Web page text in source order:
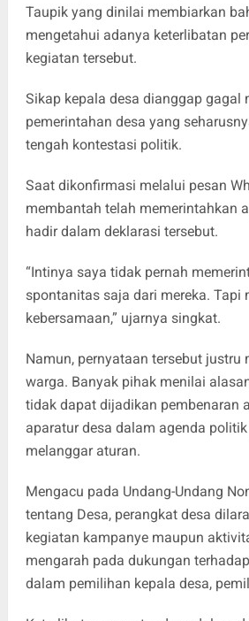
Taupik yang dinilai membiarkan
mengetahui adanya keterlibatan
kegiatan tersebut.
Sikap kepala desa dianggap gagal
pemerintahan desa yang
tengah kontestasi politik.
Saat dikonfirmasi melalui pesan
membantah telah memerintahkan
hadir dalam deklarasi tersebut.
“Intinya saya tidak pernah
spontanitas saja dari mereka. Tapi
kebersamaan,” ujarnya singkat.
Namun, pernyataan tersebut justru
warga. Banyak pihak menilai
tidak dapat dijadikan pembenaran
aparatur desa dalam agenda
melanggar aturan.
Mengacu pada Undang-Undang
tentang Desa, perangkat desa
kegiatan kampanye maupun
mengarah pada dukungan
dalam pemilihan kepala desa,